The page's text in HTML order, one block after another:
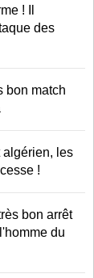
! Il
des
bon match
algérien, les
!
bon arrêt
du